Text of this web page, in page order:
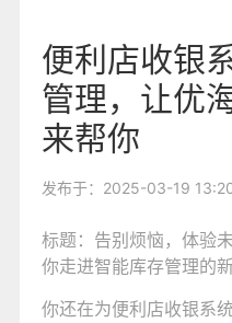
便利店收银
管理，让优
来帮你
发布于：2025-03-19
标题：告别烦恼，体验
你走进智能库存管理的
你还在为便利店收银系